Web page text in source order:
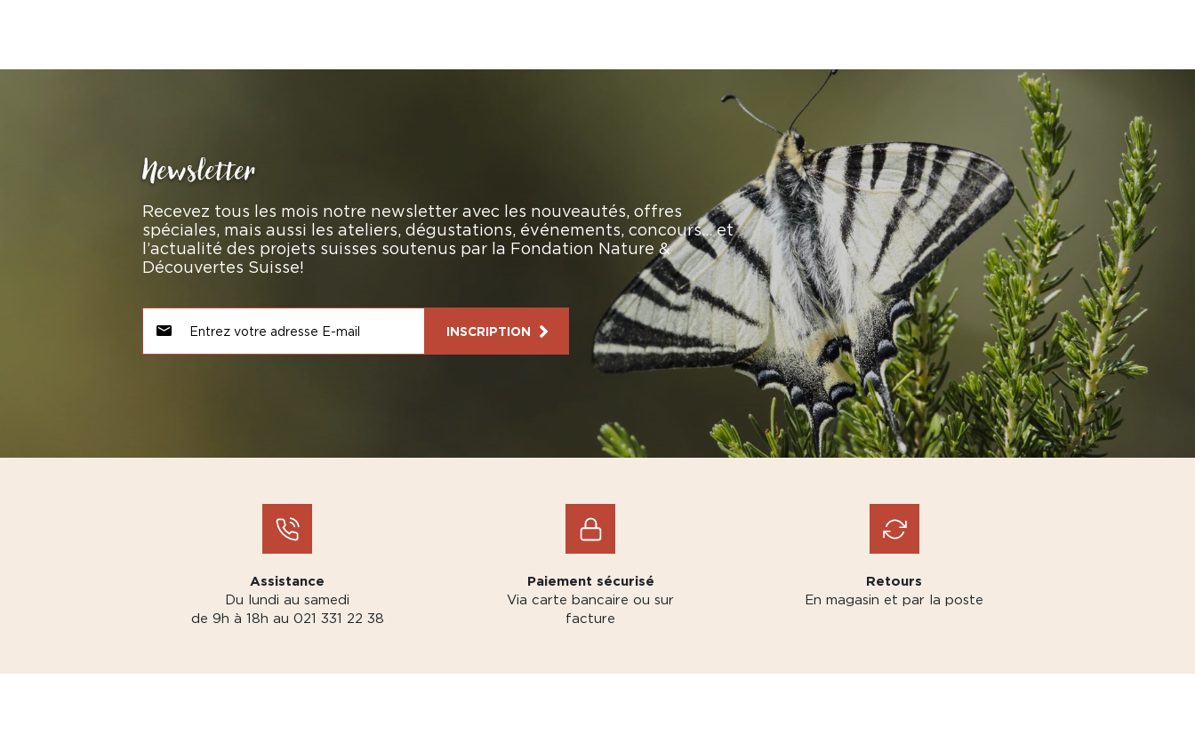
Newsletter
Recevez tous les mois notre newsletter avec les nouveautés, offres
spéciales, mais aussi les ateliers, dégustations, événements, concours… et
l’actualité des projets suisses soutenus par la Fondation Nature &
Découvertes Suisse!
INSCRIPTION
Assistance
Du lundi au samedi
de 9h à 18h au 021 331 22 38
Paiement sécurisé
Via carte bancaire ou sur
facture
Retours
En magasin et par la poste